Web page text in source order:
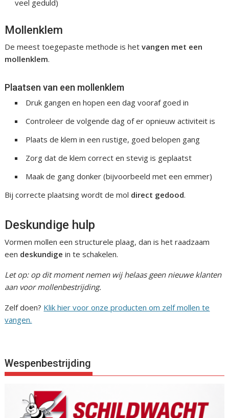
veel geduld)
Mollenklem
De meest toegepaste methode is hetvangen met een
mollenklem.
Plaatsen van een mollenklem
Druk gangen en hopen een dag vooraf goed in
Controleer de volgende dag of er opnieuw activiteit is
Plaats de klem in een rustige, goed belopen gang
Zorg dat de klem correct en stevig is geplaatst
Maak de gang donker (bijvoorbeeld met een emmer)
Bij correcte plaatsing wordt de mol direct gedood.
Deskundige hulp
Vormen mollen een structurele plaag, dan is het raadzaam
een deskundige in te schakelen.
Let op: op dit moment nemen wij helaas geen nieuwe klanten
aan voor mollenbestrijding.
Zelf doen? Klik hier voor onze producten om zelf mollen te
vangen.
Wespenbestrijding